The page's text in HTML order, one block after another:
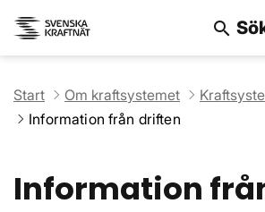
search
Start Om kraftsystemet
Information från driften
Information